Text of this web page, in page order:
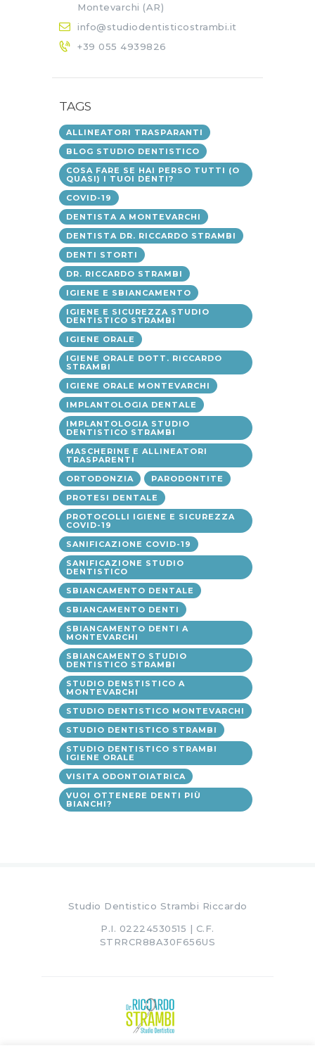
Montevarchi (AR)
info@studiodentisticostrambi.it
+39 055 4939826
TAGS
ALLINEATORI TRASPARANTI
BLOG STUDIO DENTISTICO
COSA FARE SE HAI PERSO TUTTI (O
QUASI) I TUOI DENTI?
COVID-19
DENTISTA A MONTEVARCHI
DENTISTA DR. RICCARDO STRAMBI
DENTI STORTI
DR. RICCARDO STRAMBI
IGIENE E SBIANCAMENTO
IGIENE E SICUREZZA STUDIO
DENTISTICO STRAMBI
IGIENE ORALE
IGIENE ORALE DOTT. RICCARDO
STRAMBI
IGIENE ORALE MONTEVARCHI
IMPLANTOLOGIA DENTALE
IMPLANTOLOGIA STUDIO
DENTISTICO STRAMBI
MASCHERINE E ALLINEATORI
TRASPARENTI
ORTODONZIA
PARODONTITE
PROTESI DENTALE
PROTOCOLLI IGIENE E SICUREZZA
COVID-19
SANIFICAZIONE COVID-19
SANIFICAZIONE STUDIO
DENTISTICO
SBIANCAMENTO DENTALE
SBIANCAMENTO DENTI
SBIANCAMENTO DENTI A
MONTEVARCHI
SBIANCAMENTO STUDIO
DENTISTICO STRAMBI
STUDIO DENSTISTICO A
MONTEVARCHI
STUDIO DENTISTICO MONTEVARCHI
STUDIO DENTISTICO STRAMBI
STUDIO DENTISTICO STRAMBI
IGIENE ORALE
VISITA ODONTOIATRICA
VUOI OTTENERE DENTI PIÙ
BIANCHI?
Studio Dentistico Strambi Riccardo
P.I. 02224530515 | C.F.
STRRCR88A30F656US